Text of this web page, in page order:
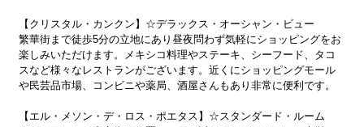
【クリスタル・カンクン】☆デラックス・オーシャン・ビュー
繁華街まで徒歩5分の立地にあり昼夜問わず気軽にショッピングをお
楽しみいただけます。メキシコ料理やステーキ、シーフード、タコ
スなど様々なレストランがございます。近くにショッピングモール
や民芸品市場、コンビニや薬局、酒屋さんもあり非常に便利です。
【エル・メソン・デ・ロス・ポエタス】☆スタンダード・ルーム